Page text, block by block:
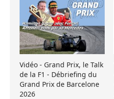
Vidéo - Grand Prix, le Talk
de la F1 - Débriefing du
Grand Prix de Barcelone
2026